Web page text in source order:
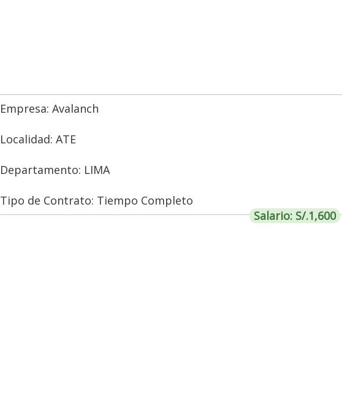
Empresa: Avalanch
Localidad: ATE
Departamento: LIMA
Tipo de Contrato: Tiempo Completo
Salario: S/.1,600